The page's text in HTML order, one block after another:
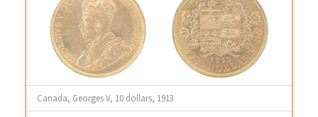
Canada, Georges V, 10 dollars, 1913